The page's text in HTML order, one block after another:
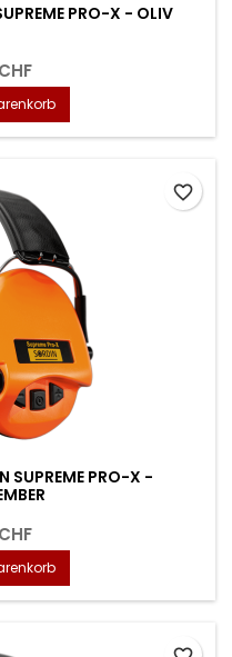
PRO-X - OLIV
SUPREME PRO-X -
favorite_border